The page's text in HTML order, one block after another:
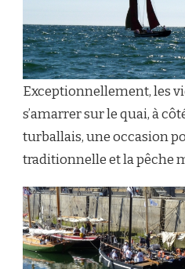
Exceptionnellement, les
s’amarrer sur le quai, à
turballais, une occasion
traditionnelle et la pêche